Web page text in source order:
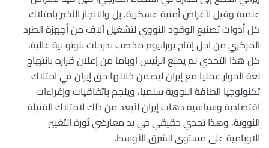
علمية وقيل لأغراض أمنية عسكرية، بل والانجاز الأخير بامتلاك
كل أدوات تصنيع الوقود النووي لتشغيل آلاف من أجهزة الطرد
المركزي من اجل إنتاج يورانيوم مخصب بدرجات بلوتو نية عالية،
كل هذا التحدي لم يمنع الرئيس اوباما من إعلان قراره بانتهاج
لغة الحوار عمليا مع إيران ليضمن خلالها حق إيران في امتلاك
تكنولوجيا الطاقة النووية سلميا، ويلجم باتفاقيات وإغراءات
اقتصادية وسياسية ذهاب إيران لأبعد من ذلك لامتلاك القنبلة
النووية، وهذا تحدي حقيقي في يد معارضي ثورة التغيير
الاوبامية على مستوى الشرق الأوسط.